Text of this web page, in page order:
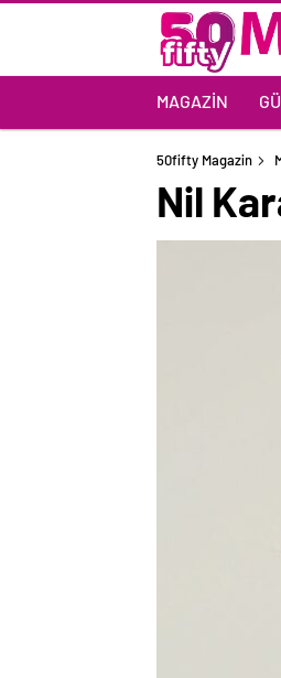
MAGAZIN
50fifty Magazin
Nil